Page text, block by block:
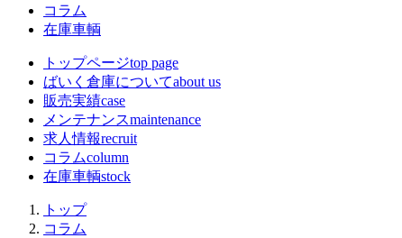
コラム
在庫車輌
トップページtop page
ばいく倉庫についてabout us
販売実績case
メンテナンスmaintenance
求人情報recruit
コラムcolumn
在庫車輌stock
トップ
コラム